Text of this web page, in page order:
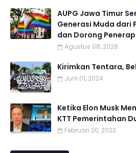
AUPG Jawa Timur
Generasi Muda dari
dan Dorong
Agustus 08, 2026
Kirimkan Tentara,
Juni 01, 2024
Ketika Elon Musk
KTT Pemerintahan
Februari 20, 2023